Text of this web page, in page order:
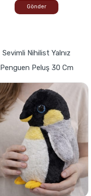
Gönder
Sevimli Nihilist Yalnız
Penguen Peluş 30 Cm